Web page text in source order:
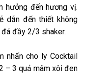
hưởng đến hương vị.
dẫn đến thiết không
đầy 2/3 shaker.
nhấn cho ly Cocktail
– 3 quả mâm xôi đen